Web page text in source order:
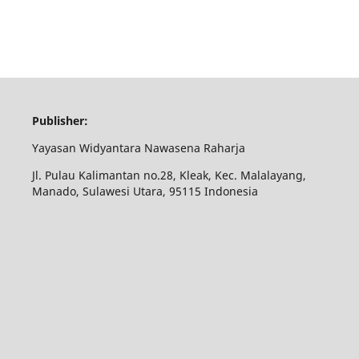
Publisher:
Yayasan Widyantara Nawasena Raharja
Jl. Pulau Kalimantan no.28, Kleak, Kec. Malalayang,
Manado, Sulawesi Utara, 95115 Indonesia